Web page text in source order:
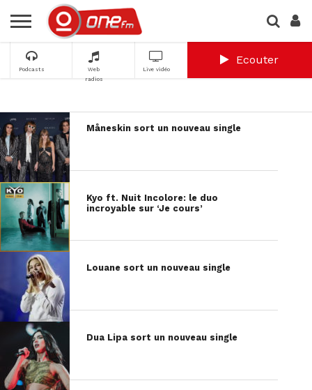
Podcasts
Web
radios
Live vidéo
Ecouter
Måneskin sort un nouveau single
Kyo ft. Nuit Incolore: le duo
incroyable sur ‘Je cours’
Louane sort un nouveau single
Dua Lipa sort un nouveau single